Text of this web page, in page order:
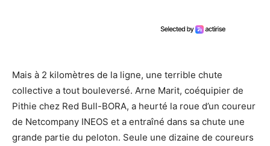
Mais à 2 kilomètres de la ligne, une terrible chute
collective a tout bouleversé. Arne Marit, coéquipier de
Pithie chez Red Bull-BORA, a heurté la roue d’un coureur
de Netcompany INEOS et a entraîné dans sa chute une
grande partie du peloton. Seule une dizaine de coureurs